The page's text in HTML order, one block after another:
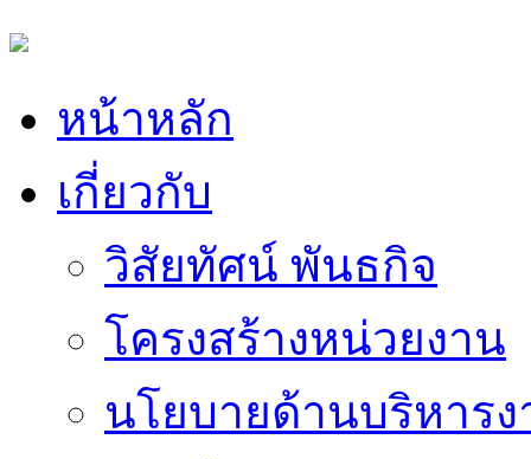
หน้าหลัก
เกี่ยวกับ
วิสัยทัศน์ พันธกิจ
โครงสร้างหน่วยงาน
นโยบายด้านบริหาร